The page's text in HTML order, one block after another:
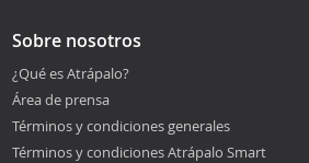
Sobre nosotros
¿Qué es Atrápalo?
Área de prensa
Términos y condiciones generales
Términos y condiciones Atrápalo Smart